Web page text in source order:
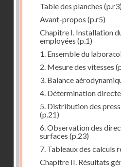
Table des planches (p.r3)
Avant-propos (p.r5)
Chapitre I. Installation
employées (p.1)
1. Ensemble du
2. Mesure des vitesses
3. Balance
4. Détermination
5. Distribution des
(p.21)
6. Observation des
surfaces (p.23)
7. Tableaux des calculs
Chapitre II. Résultats